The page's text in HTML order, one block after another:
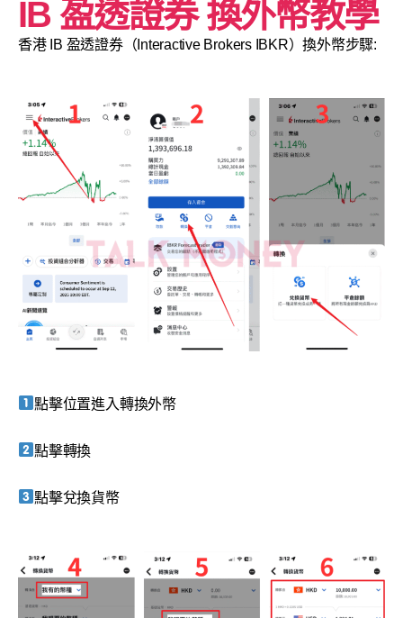
IB 盈透證券 換外幣教學
香港 IB 盈透證券（Interactive Brokers IBKR）換外幣步驟:
點擊位置進入轉換外幣
點擊轉換
點擊兌換貨幣